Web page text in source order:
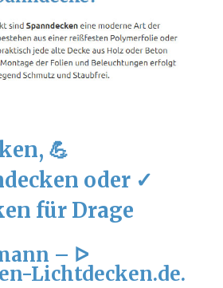
💪
oder ✓
für Drage
– ᐅ
Lichtdecken.de.